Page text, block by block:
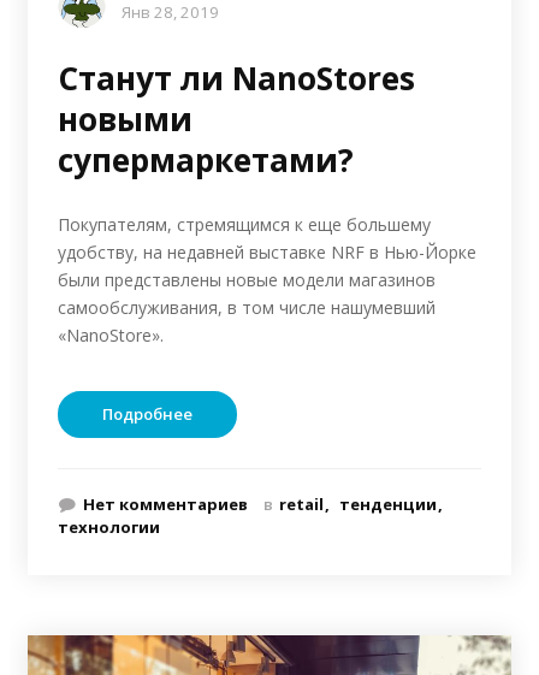
Янв 28, 2019
Станут ли NanoStores
новыми
супермаркетами?
Покупателям, стремящимся к еще большему
удобству, на недавней выставке NRF в Нью-Йорке
были представлены новые модели магазинов
самообслуживания, в том числе нашумевший
«NanoStore».
Подробнее
Нет комментариев в retail
тенденции
технологии